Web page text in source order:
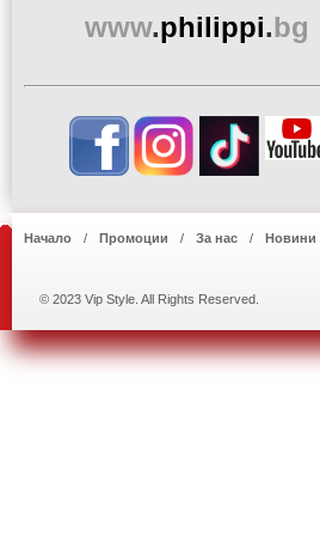
www.philippi.bg
Начало Промоции За нас Новини
© 2023 Vip Style. All Rights Reserved.